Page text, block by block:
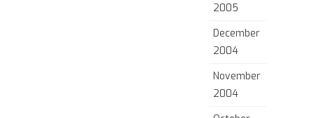
2005
December
2004
November
2004